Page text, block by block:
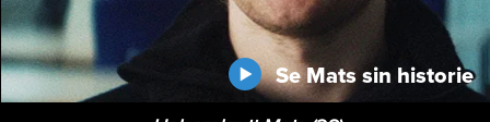
Se Mats sin historie